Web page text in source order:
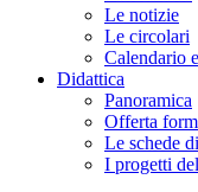
Le notizie
Le circolari
Calendario
Didattica
Panoramica
Offerta
Le schede
I progetti